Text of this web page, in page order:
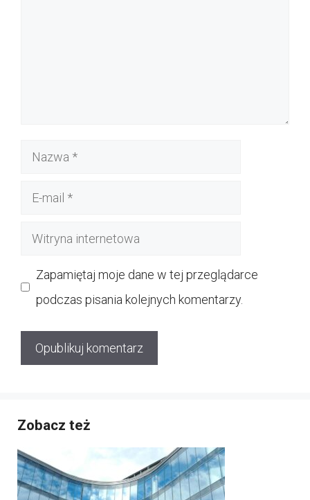
Nazwa
Witryna
Zapamiętaj moje dane w tej przeglądarce
podczas pisania kolejnych komentarzy.
Zobacz też